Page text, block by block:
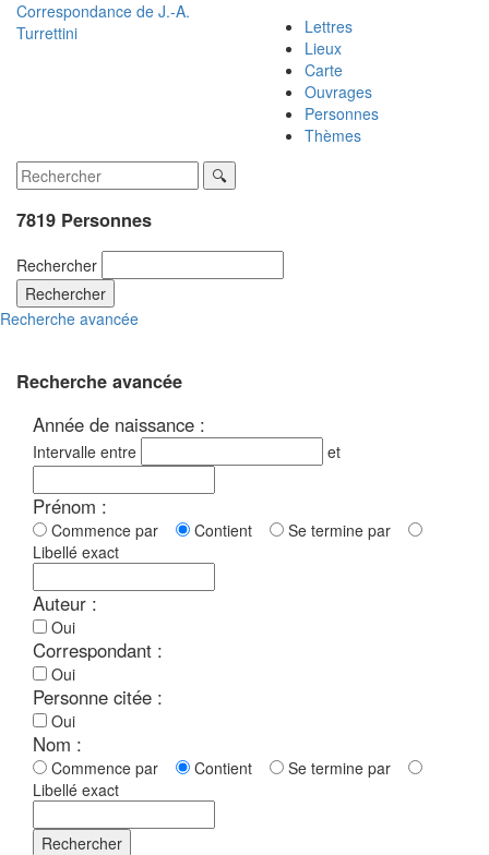
Correspondance de J.-A.
Turrettini
Lettres
Lieux
Carte
Ouvrages
Personnes
Thèmes
7819 Personnes
Rechercher
Rechercher
Recherche avancée
Recherche avancée
Année de naissance :
Intervalle entre et
Prénom :
Commence par Contient
Se termine par
Libellé exact
Auteur :
Oui
Correspondant :
Oui
Personne citée :
Oui
Nom :
Commence par Contient
Se termine par
Libellé exact
Rechercher